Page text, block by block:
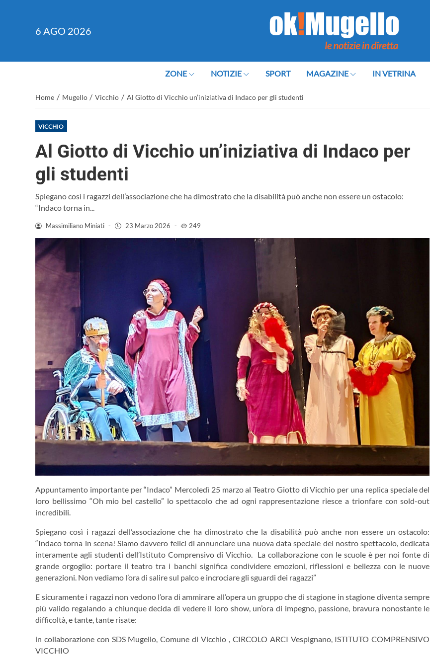
6 AGO 2026
ZONE NOTIZIE SPORT MAGAZINE IN VETRINA
Home / Mugello / Vicchio / Al Giotto di Vicchio un’iniziativa di Indaco per gli studenti
VICCHIO
Al Giotto di Vicchio un’iniziativa di Indaco per
gli studenti
Spiegano così i ragazzi dell’associazione che ha dimostrato che la disabilità può anche non essere un ostacolo:
“Indaco torna in...
Massimiliano Miniati - 23 Marzo 2026 - 249
Appuntamento importante per “Indaco” Mercoledì 25 marzo al Teatro Giotto di Vicchio per una replica speciale del
loro bellissimo “Oh mio bel castello” lo spettacolo che ad ogni rappresentazione riesce a trionfare con sold-out
incredibili.
Spiegano così i ragazzi dell’associazione che ha dimostrato che la disabilità può anche non essere un ostacolo:
“Indaco torna in scena! Siamo davvero felici di annunciare una nuova data speciale del nostro spettacolo, dedicata
interamente agli studenti dell’Istituto Comprensivo di Vicchio. La collaborazione con le scuole è per noi fonte di
grande orgoglio: portare il teatro tra i banchi significa condividere emozioni, riflessioni e bellezza con le nuove
generazioni. Non vediamo l’ora di salire sul palco e incrociare gli sguardi dei ragazzi”
E sicuramente i ragazzi non vedono l’ora di ammirare all’opera un gruppo che di stagione in stagione diventa sempre
più valido regalando a chiunque decida di vedere il loro show, un’ora di impegno, passione, bravura nonostante le
difficoltà, e tante, tante risate:
in collaborazione con SDS Mugello, Comune di Vicchio , CIRCOLO ARCI Vespignano, ISTITUTO COMPRENSIVO
VICCHIO